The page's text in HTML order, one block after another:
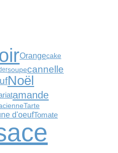
Orangecake
soupecannelle
Noël
amande
Tarte
d'oeufTomate